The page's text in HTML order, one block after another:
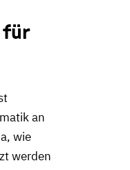
für
an
wie
werden